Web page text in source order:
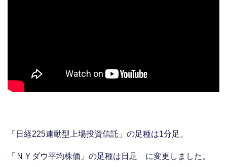
「日経225連動型上場投資信託」の足種は1分足。
「ＮＹダウ平均株価」の足種は日足 に変更しました。